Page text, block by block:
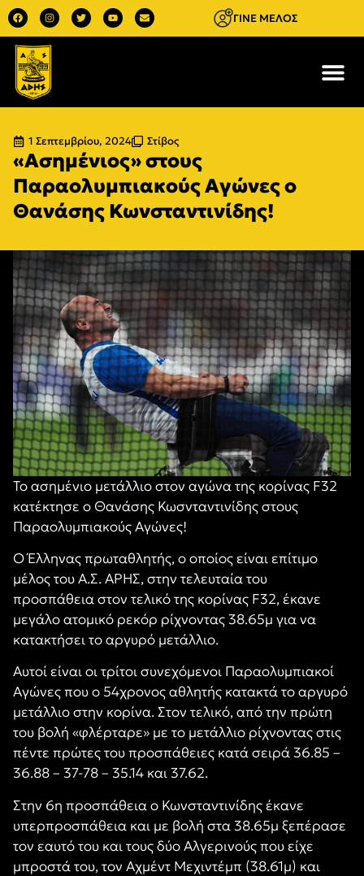
ΓΙΝΕ ΜΕΛΟΣ
1 Σεπτεμβρίου, 2024 Στίβος
«Ασημένιος» στους
Παραολυμπιακούς Αγώνες ο
Θανάσης Κωνσταντινίδης!
Το ασημένιο μετάλλιο στον αγώνα της κορίνας F32
κατέκτησε ο Θανάσης Κωσνταντινίδης στους
Παραολυμπιακούς Αγώνες!
Ο Έλληνας πρωταθλητής, ο οποίος είναι επίτιμο
μέλος του Α.Σ. ΑΡΗΣ, στην τελευταία του
προσπάθεια στον τελικό της κορίνας F32, έκανε
μεγάλο ατομικό ρεκόρ ρίχνοντας 38.65μ για να
κατακτήσει το αργυρό μετάλλιο.
Αυτοί είναι οι τρίτοι συνεχόμενοι Παραολυμπιακοί
Αγώνες που ο 54χρονος αθλητής κατακτά το αργυρό
μετάλλιο στην κορίνα. Στον τελικό, από την πρώτη
του βολή «φλέρταρε» με το μετάλλιο ρίχνοντας στις
πέντε πρώτες του προσπάθειες κατά σειρά 36.85 –
36.88 – 37-78 – 35.14 και 37.62.
Στην 6η προσπάθεια ο Κωνσταντινίδης έκανε
υπερπροσπάθεια και με βολή στα 38.65μ ξεπέρασε
τον εαυτό του και τους δύο Αλγερινούς που είχε
μπροστά του, τον Αχμέντ Μεχιντέμπ (38.61μ) και